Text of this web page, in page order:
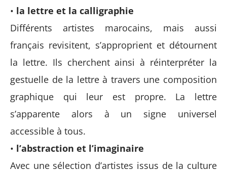
• la lettre et la calligraphie
Différents artistes marocains, mais aussi
français revisitent, s’approprient et détournent
la lettre. Ils cherchent ainsi à réinterpréter la
gestuelle de la lettre à travers une composition
graphique qui leur est propre. La lettre
s’apparente alors à un signe universel
accessible à tous.
• l’abstraction et l’imaginaire
Avec une sélection d’artistes issus de la culture